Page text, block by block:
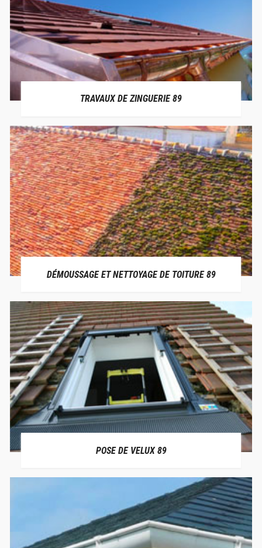
TRAVAUX DE ZINGUERIE 89
DÉMOUSSAGE ET NETTOYAGE DE TOITURE 89
POSE DE VELUX 89